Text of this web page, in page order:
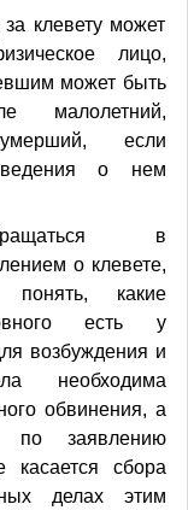
за клевету может
лицо,
может быть
если
о нем
в
о клевете,
какие
есть у
возбуждения и
необходима
обвинения, а
по заявлению
касается сбора
делах этим